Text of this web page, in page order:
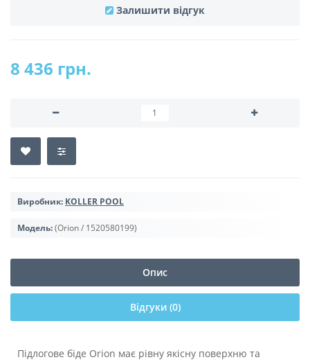
Залишити відгук
8 436 грн.
Виробник: KOLLER POOL
Модель:(Orion / 1520580199)
Опис
Відгуки (0)
Підлогове біде Orion має рівну якісну поверхню та